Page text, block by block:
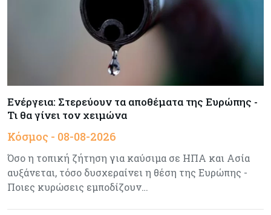
Meridiam–GSI: Τι προκύπτει – και τι όχι – από
την απάντηση της Κομισιόν
Κόσμος 07-08-2026
Η Τουρκία χτυπάει Ντουμπάι και Λονδίνο:
Φορολογικά κίνητρα για επαναπατρισμό
Κύπρος 07-08-2026
Από τα €150,6 εκατ. στα €112 εκατ. οι κρατικές
πιστώσεις για έρευνα στην Κύπρο
Ενέργεια: Στερεύουν τα αποθέματα της Ευρώπης -
Τι θα γίνει τον χειμώνα
Κόσμος - 08-08-2026
Όσο η τοπική ζήτηση για καύσιμα σε ΗΠΑ και Ασία
αυξάνεται, τόσο δυσχεραίνει η θέση της Ευρώπης -
Ποιες κυρώσεις εμποδίζουν…